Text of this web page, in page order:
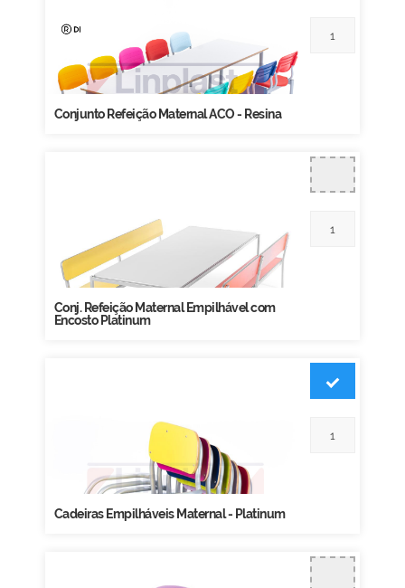
Conjunto Refeição Maternal ACO - Resina
Conj. Refeição Maternal Empilhável com
Encosto Platinum
Cadeiras Empilháveis Maternal - Platinum